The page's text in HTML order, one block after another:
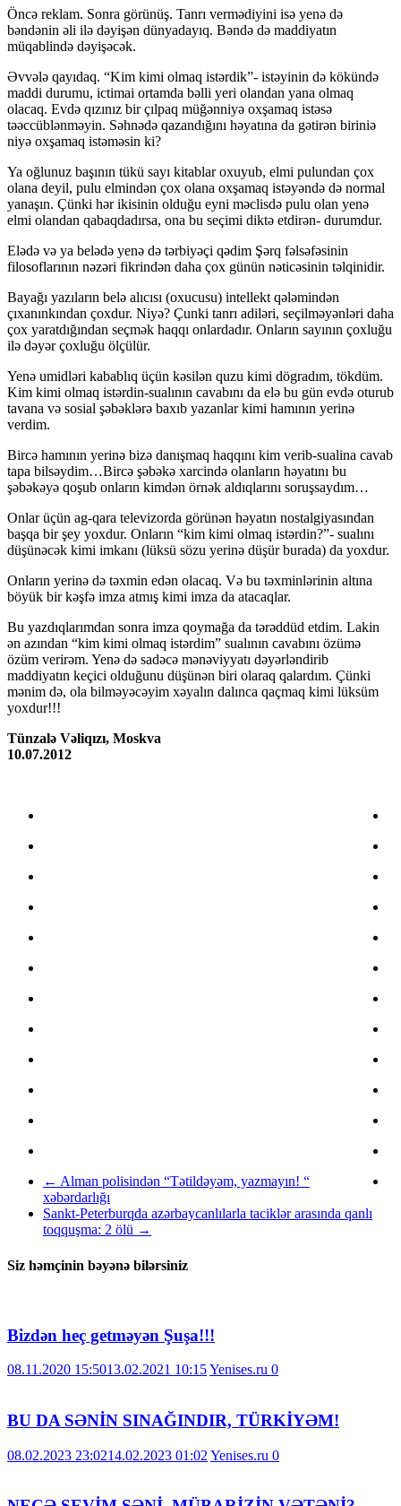
Öncə reklam. Sonra görünüş. Tanrı vermədiyini isə yenə də
bəndənin əli ilə dəyişən dünyadayıq. Bəndə də maddiyatın
müqablində dəyişəcək.
Əvvələ qayıdaq. “Kim kimi olmaq istərdik”- istəyinin də kökündə
maddi durumu, ictimai ortamda bəlli yeri olandan yana olmaq
olacaq. Evdə qızınız bir çılpaq müğənniyə oxşamaq istəsə
təəccüblənməyin. Səhnədə qazandığını həyatına da gətirən biriniə
niyə oxşamaq istəməsin ki?
Ya oğlunuz başının tükü sayı kitablar oxuyub, elmi pulundan çox
olana deyil, pulu elmindən çox olana oxşamaq istəyəndə də normal
yanaşın. Çünki hər ikisinin olduğu eyni məclisdə pulu olan yenə
elmi olandan qabaqdadırsa, ona bu seçimi diktə etdirən- durumdur.
Elədə və ya belədə yenə də tərbiyəçi qədim Şərq fəlsəfəsinin
filosoflarının nəzəri fikrindən daha çox günün nəticəsinin təlqinidir.
Bayağı yazıların belə alıcısı (oxucusu) intellekt qələmindən
çıxanınkından çoxdur. Niyə? Çunki tanrı adiləri, seçilməyənləri daha
çox yaratdığından seçmək haqqı onlardadır. Onların sayının çoxluğu
ilə dəyər çoxluğu ölçülür.
Yenə umidləri kabablıq üçün kəsilən quzu kimi dögradım, tökdüm.
Kim kimi olmaq istərdin-sualının cavabını da elə bu gün evdə oturub
tavana və sosial şəbəklərə baxıb yazanlar kimi hamının yerinə
verdim.
Bircə hamının yerinə bizə danışmaq haqqını kim verib-sualina cavab
tapa bilsəydim…Bircə şəbəkə xarcində olanların həyatını bu
şəbəkəyə qoşub onların kimdən örnək aldıqlarını soruşsaydım…
Onlar üçün ag-qara televizorda görünən həyatın nostalgiyasından
başqa bir şey yoxdur. Onların “kim kimi olmaq istərdin?”- sualını
düşünəcək kimi imkanı (lüksü sözu yerinə düşür burada) da yoxdur.
Onların yerinə də təxmin edən olacaq. Və bu təxminlərinin altına
böyük bir kəşfə imza atmış kimi imza da atacaqlar.
Bu yazdıqlarımdan sonra imza qoymağa da tərəddüd etdim. Lakin
ən azından “kim kimi olmaq istərdim” sualının cavabını özümə
özüm verirəm. Yenə də sadəcə mənəviyyatı dəyərləndirib
maddiyatın keçici olduğunu düşünən biri olaraq qalardım. Çünki
mənim də, ola bilməyəcəyim xəyalın dalınca qaçmaq kimi lüksüm
yoxdur!!!
Tünzalə Vəliqızı, Moskva
10.07.2012
← Alman polisindən “Tətildəyəm, yazmayın! “
xəbərdarlığı
Sankt-Peterburqda azərbaycanlılarla taciklər arasında qanlı
toqquşma: 2 ölü →
Siz həmçinin bəyənə bilərsiniz
Bizdən heç getməyən Şuşa!!!
08.11.2020 15:5013.02.2021 10:15Yenises.ru 0
BU DA SƏNİN SINAĞINDIR, TÜRKİYƏM!
08.02.2023 23:0214.02.2023 01:02 Yenises.ru 0